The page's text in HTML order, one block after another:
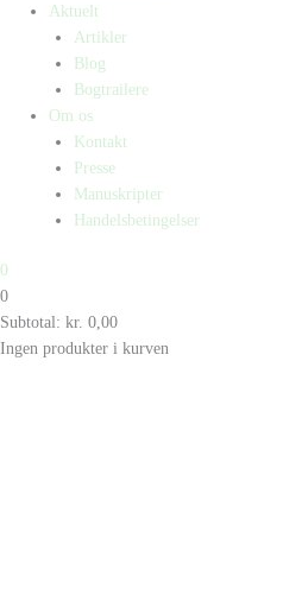
Aktuelt
Artikler
Blog
Bogtrailere
Om os
Kontakt
Presse
Manuskripter
Handelsbetingelser
0
0
Subtotal: kr. 0,00
Ingen produkter i kurven